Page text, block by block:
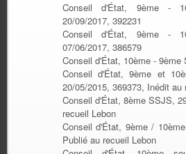
Conseil d'État, 9ème -
20/09/2017, 392231
Conseil d'État, 9ème -
07/06/2017, 386579
Conseil d'État, 10ème - 9ème
Conseil d'État, 9ème et
20/05/2015, 369373, Inédit au
Conseil d'État, 8ème SSJS,
recueil Lebon
Conseil d'État, 9ème /
Publié au recueil Lebon